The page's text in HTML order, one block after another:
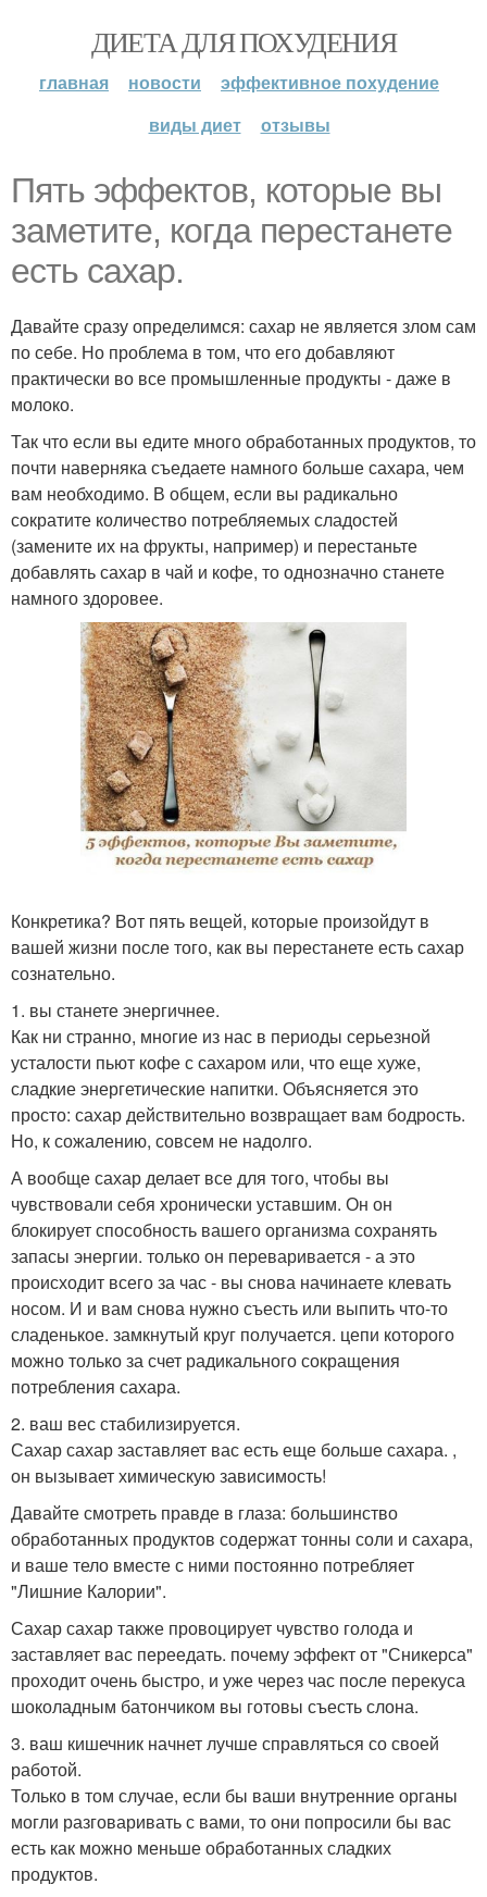
ДИЕТА ДЛЯ ПОХУДЕНИЯ
главная новости
эффективное похудение
виды диет
отзывы
Пять эффектов, которые вы
заметите, когда перестанете
есть сахар.
Давайте сразу определимся: сахар не является злом сам
по себе. Но проблема в том, что его добавляют
практически во все промышленные продукты - даже в
молоко.
Так что если вы едите много обработанных продуктов, то
почти наверняка съедаете намного больше сахара, чем
вам необходимо. В общем, если вы радикально
сократите количество потребляемых сладостей
(замените их на фрукты, например) и перестаньте
добавлять сахар в чай и кофе, то однозначно станете
намного здоровее.
Конкретика? Вот пять вещей, которые произойдут в
вашей жизни после того, как вы перестанете есть сахар
сознательно.
1. вы станете энергичнее.
Как ни странно, многие из нас в периоды серьезной
усталости пьют кофе с сахаром или, что еще хуже,
сладкие энергетические напитки. Объясняется это
просто: сахар действительно возвращает вам бодрость.
Но, к сожалению, совсем не надолго.
А вообще сахар делает все для того, чтобы вы
чувствовали себя хронически уставшим. Он он
блокирует способность вашего организма сохранять
запасы энергии. только он переваривается - а это
происходит всего за час - вы снова начинаете клевать
носом. И и вам снова нужно съесть или выпить что-то
сладенькое. замкнутый круг получается. цепи которого
можно только за счет радикального сокращения
потребления сахара.
2. ваш вес стабилизируется.
Сахар сахар заставляет вас есть еще больше сахара. ,
он вызывает химическую зависимость!
Давайте смотреть правде в глаза: большинство
обработанных продуктов содержат тонны соли и сахара,
и ваше тело вместе с ними постоянно потребляет
"Лишние Калории".
Сахар сахар также провоцирует чувство голода и
заставляет вас переедать. почему эффект от "Сникерса"
проходит очень быстро, и уже через час после перекуса
шоколадным батончиком вы готовы съесть слона.
3. ваш кишечник начнет лучше справляться со своей
работой.
Только в том случае, если бы ваши внутренние органы
могли разговаривать с вами, то они попросили бы вас
есть как можно меньше обработанных сладких
продуктов.